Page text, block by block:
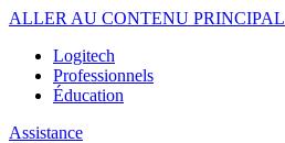
ALLER AU CONTENU PRINCIPAL
Logitech
Professionnels
Éducation
Assistance